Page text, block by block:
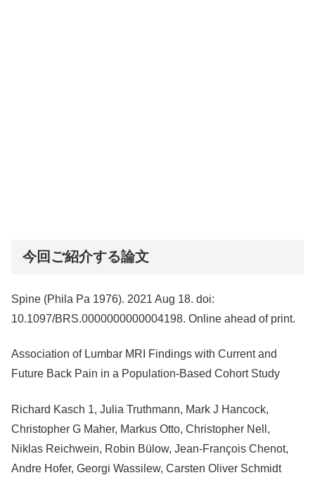
今回ご紹介する論文
Spine (Phila Pa 1976). 2021 Aug 18. doi:
10.1097/BRS.0000000000004198. Online ahead of print.
Association of Lumbar MRI Findings with Current and
Future Back Pain in a Population-Based Cohort Study
Richard Kasch 1, Julia Truthmann, Mark J Hancock,
Christopher G Maher, Markus Otto, Christopher Nell,
Niklas Reichwein, Robin Bülow, Jean-François Chenot,
Andre Hofer, Georgi Wassilew, Carsten Oliver Schmidt